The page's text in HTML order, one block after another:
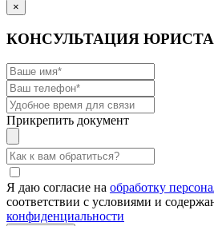
×
КОНСУЛЬТАЦИЯ ЮРИСТА
Прикрепить документ
Я даю согласие на обработку
соответствии с условиями и
конфиденциальности